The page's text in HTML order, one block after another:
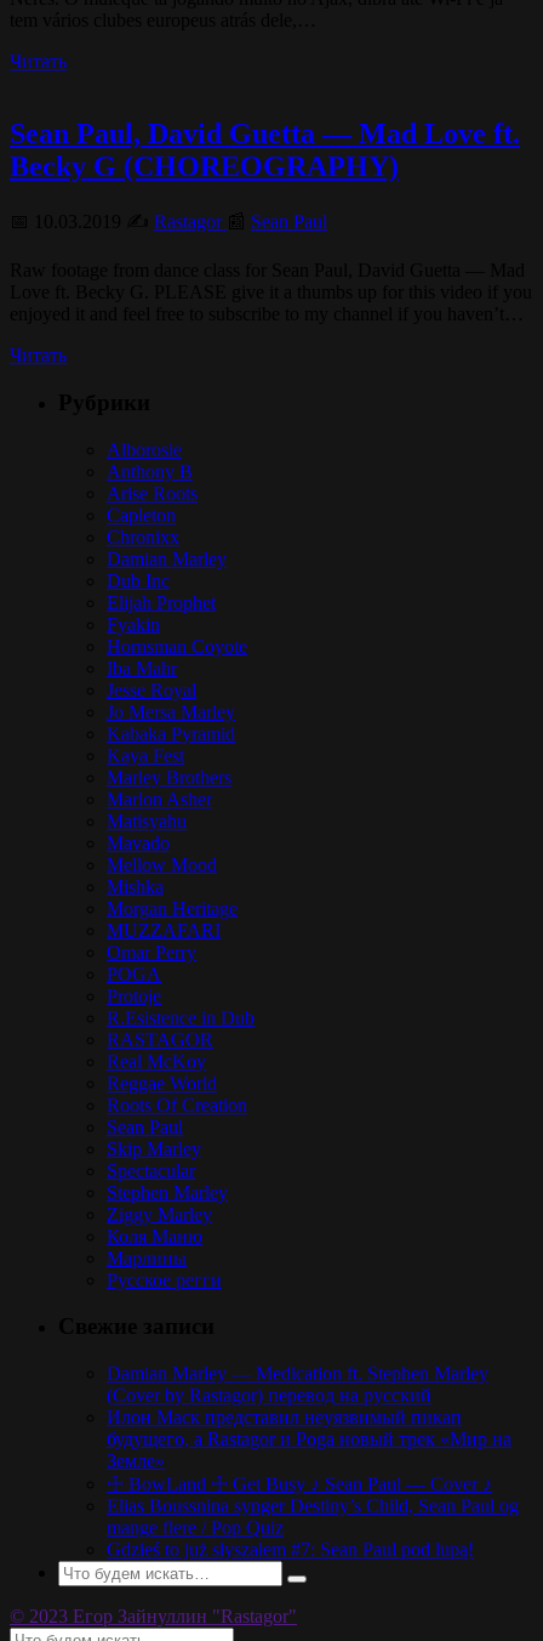
Читать
Sean Paul, David Guetta — Mad Love ft.
Becky G (CHOREOGRAPHY)
Rastagor Sean Paul
Читать
Alborosie
Anthony B
Arise Roots
Capleton
Chronixx
Damian Marley
Dub Inc
Elijah Prophet
Fyakin
Hornsman Coyote
Iba Mahr
Jesse Royal
Jo Mersa Marley
Kabaka Pyramid
Kaya Fest
Marley Brothers
Marlon Asher
Matisyahu
Mavado
Mellow Mood
Mishka
Morgan Heritage
MUZZAFARI
Omar Perry
POGA
Protoje
R.Esistence in Dub
RASTAGOR
Real McKoy
Reggae World
Roots Of Creation
Sean Paul
Skip Marley
Spectacular
Stephen Marley
Ziggy Marley
Коля Маню
Марлины
Русское регги
Damian Marley — Medication ft. Stephen Marley
(Cover by Rastagor) перевод на русский
Илон Маск представил неуязвимый пикап
будущего, а Rastagor и Poga новый трек «Мир на
Земле»
☩ BowLand ☩ Get Busy ♪ Sean Paul — Cover ♪
Elias Boussnina synger Destiny’s Child, Sean Paul og
mange flere / Pop Quiz
Gdzieś to już słyszałem #7: Sean Paul pod lupą!
© 2023 Егор Зайнуллин "Rastagor"